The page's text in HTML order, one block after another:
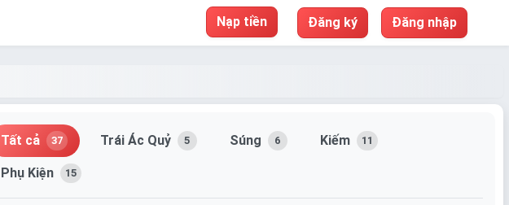
Nạp tiền Đăng ký Đăng nhập
Tất cả 37 Trái Ác Quỷ 5 Súng 6 Kiếm 11
Phụ Kiện 15